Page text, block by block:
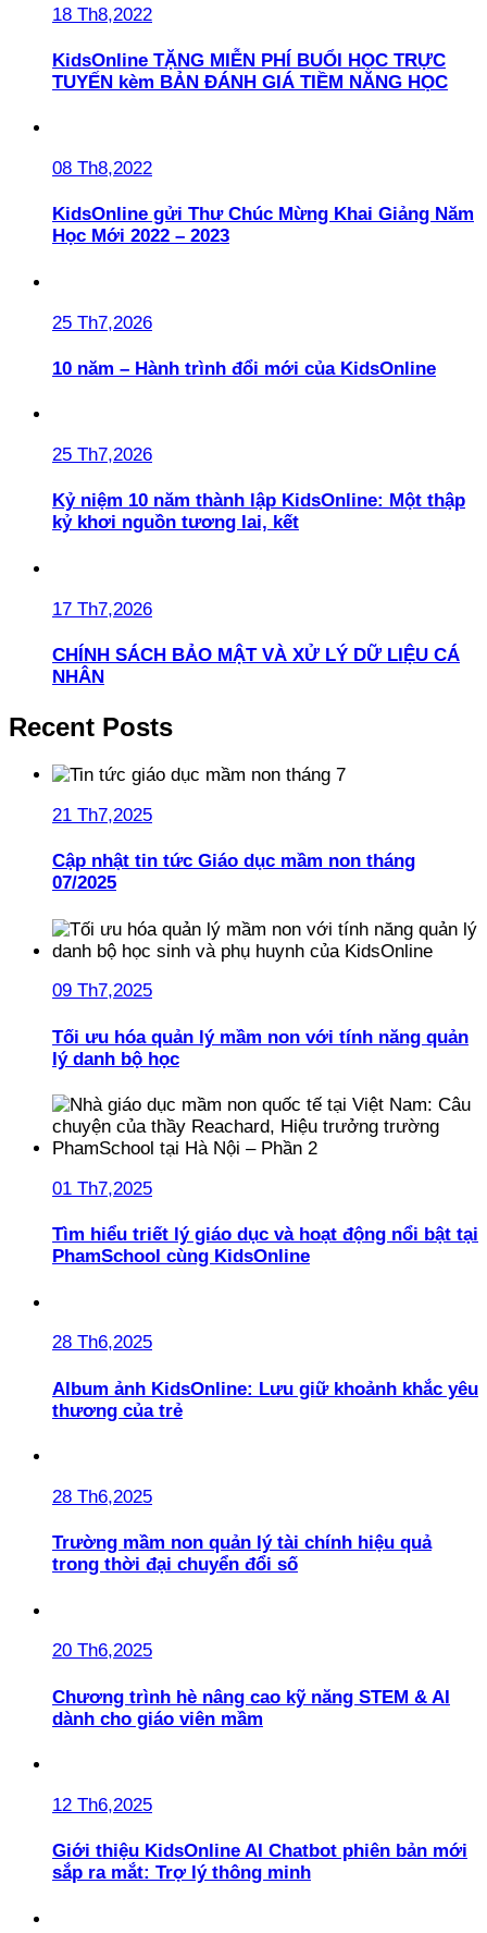
18 Th8,2022
KidsOnline TẶNG MIỄN PHÍ BUỔI HỌC TRỰC
TUYẾN kèm BẢN ĐÁNH GIÁ TIỀM NĂNG HỌC
08 Th8,2022
KidsOnline gửi Thư Chúc Mừng Khai Giảng Năm
Học Mới 2022 – 2023
25 Th7,2026
10 năm – Hành trình đổi mới của KidsOnline
25 Th7,2026
Kỷ niệm 10 năm thành lập KidsOnline: Một thập
kỷ khơi nguồn tương lai, kết
17 Th7,2026
CHÍNH SÁCH BẢO MẬT VÀ XỬ LÝ DỮ LIỆU CÁ
NHÂN
Recent Posts
21 Th7,2025
Cập nhật tin tức Giáo dục mầm non tháng
07/2025
09 Th7,2025
Tối ưu hóa quản lý mầm non với tính năng quản
lý danh bộ học
01 Th7,2025
Tìm hiểu triết lý giáo dục và hoạt động nổi bật tại
PhamSchool cùng KidsOnline
28 Th6,2025
Album ảnh KidsOnline: Lưu giữ khoảnh khắc yêu
thương của trẻ
28 Th6,2025
Trường mầm non quản lý tài chính hiệu quả
trong thời đại chuyển đổi số
20 Th6,2025
Chương trình hè nâng cao kỹ năng STEM & AI
dành cho giáo viên mầm
12 Th6,2025
Giới thiệu KidsOnline AI Chatbot phiên bản mới
sắp ra mắt: Trợ lý thông minh